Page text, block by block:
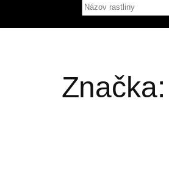
Značka: